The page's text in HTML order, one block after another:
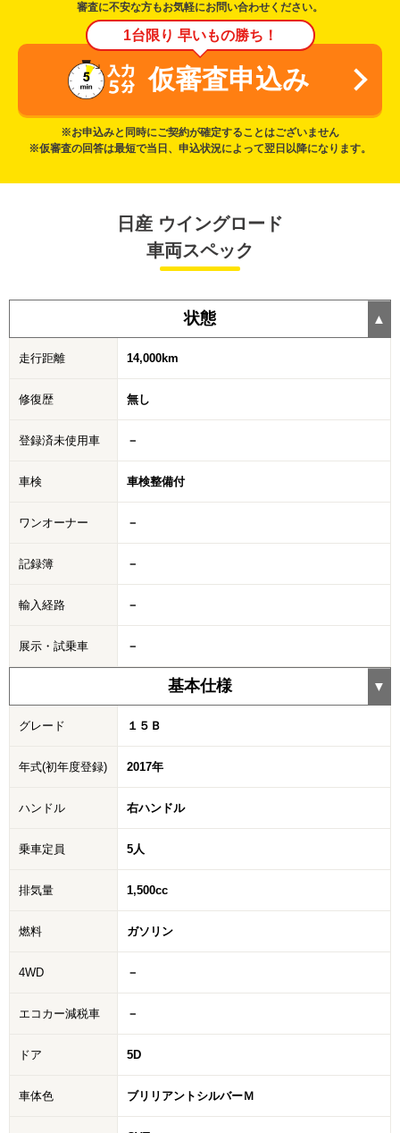
審査に不安な方もお気軽にお問い合わせください。
1台限り 早いもの勝ち！
仮審査申込み
※お申込みと同時にご契約が確定することはございません
※仮審査の回答は最短で当日、申込状況によって翌日以降になります。
日産 ウイングロード
車両スペック
状態
走行距離 14,000km
修復歴 無し
登録済未使用車 －
車検 車検整備付
ワンオーナー －
記録簿 －
輸入経路 －
展示・試乗車 －
基本仕様
グレード １５Ｂ
年式(初年度登録) 2017年
ハンドル 右ハンドル
乗車定員 5人
排気量 1,500cc
燃料 ガソリン
4WD －
エコカー減税車 －
ドア 5D
車体色 ブリリアントシルバーＭ